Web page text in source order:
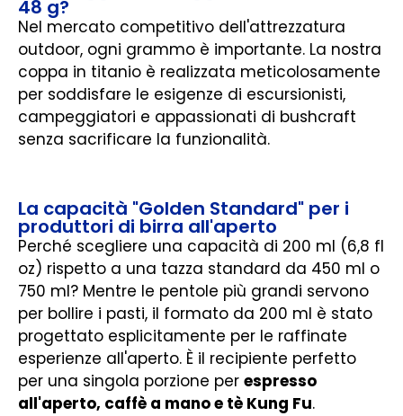
48 g?
Nel mercato competitivo dell'attrezzatura
outdoor, ogni grammo è importante. La nostra
coppa in titanio è realizzata meticolosamente
per soddisfare le esigenze di escursionisti,
campeggiatori e appassionati di bushcraft
senza sacrificare la funzionalità.
La capacità "Golden Standard" per i
produttori di birra all'aperto
Perché scegliere una capacità di 200 ml (6,8 fl
oz) rispetto a una tazza standard da 450 ml o
750 ml? Mentre le pentole più grandi servono
per bollire i pasti, il formato da 200 ml è stato
progettato esplicitamente per le raffinate
esperienze all'aperto. È il recipiente perfetto
per una singola porzione per espresso
all'aperto, caffè a mano e tè Kung Fu.